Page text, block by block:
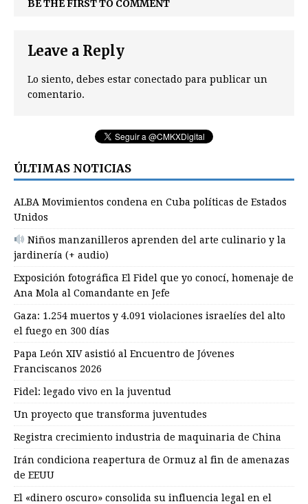
BE THE FIRST TO COMMENT
Leave a Reply
Lo siento, debes estar conectado para publicar un
comentario.
ÚLTIMAS NOTICIAS
ALBA Movimientos condena en Cuba políticas de Estados
Unidos
Niños manzanilleros aprenden del arte culinario y la
jardinería (+ audio)
Exposición fotográfica El Fidel que yo conocí, homenaje de
Ana Mola al Comandante en Jefe
Gaza: 1.254 muertos y 4.091 violaciones israelíes del alto
el fuego en 300 días
Papa León XIV asistió al Encuentro de Jóvenes
Franciscanos 2026
Fidel: legado vivo en la juventud
Un proyecto que transforma juventudes
Registra crecimiento industria de maquinaria de China
Irán condiciona reapertura de Ormuz al fin de amenazas
de EEUU
El «dinero oscuro» consolida su influencia legal en el